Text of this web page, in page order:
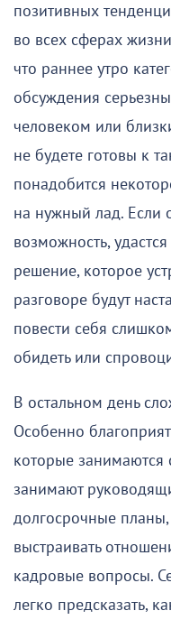
позитивных
во всех сферах
что раннее утро
обсуждения
человеком или
не будете готовы к
понадобится
на нужный лад. Если
возможность,
решение, которое
разговоре будут
повести себя
обидеть или
В остальном день
Особенно
которые
занимают
долгосрочные планы,
выстраивать
кадровые вопросы.
легко предсказать,